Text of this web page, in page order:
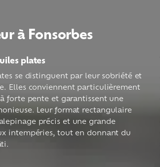
à Fonsorbes
plates
se distinguent par leur sobriété et
Elles conviennent particulièrement
forte pente et garantissent une
Leur format rectangulaire
précis et une grande
intempéries, tout en donnant du